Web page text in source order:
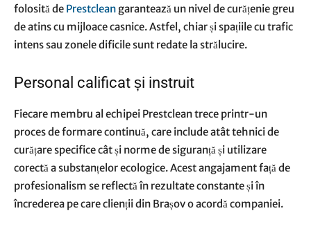
folosită de Prestclean garantează un nivel de curățenie greu
de atins cu mijloace casnice. Astfel, chiar și spațiile cu trafic
intens sau zonele dificile sunt redate la strălucire.
Personal calificat și instruit
Fiecare membru al echipei Prestclean trece printr-un
proces de formare continuă, care include atât tehnici de
curățare specifice cât și norme de siguranță și utilizare
corectă a substanțelor ecologice. Acest angajament față de
profesionalism se reflectă în rezultate constante și în
încrederea pe care clienții din Brașov o acordă companiei.